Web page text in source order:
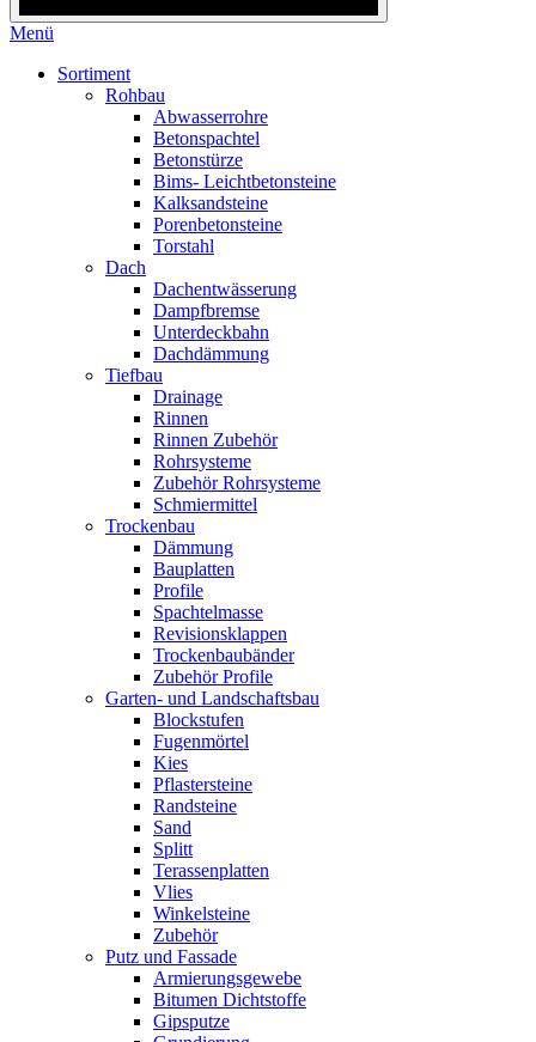
Menü
Sortiment
Rohbau
Abwasserrohre
Betonspachtel
Betonstürze
Bims- Leichtbetonsteine
Kalksandsteine
Porenbetonsteine
Torstahl
Dach
Dachentwässerung
Dampfbremse
Unterdeckbahn
Dachdämmung
Tiefbau
Drainage
Rinnen
Rinnen Zubehör
Rohrsysteme
Zubehör Rohrsysteme
Schmiermittel
Trockenbau
Dämmung
Bauplatten
Profile
Spachtelmasse
Revisionsklappen
Trockenbaubänder
Zubehör Profile
Garten- und Landschaftsbau
Blockstufen
Fugenmörtel
Kies
Pflastersteine
Randsteine
Sand
Splitt
Terassenplatten
Vlies
Winkelsteine
Zubehör
Putz und Fassade
Armierungsgewebe
Bitumen Dichtstoffe
Gipsputze